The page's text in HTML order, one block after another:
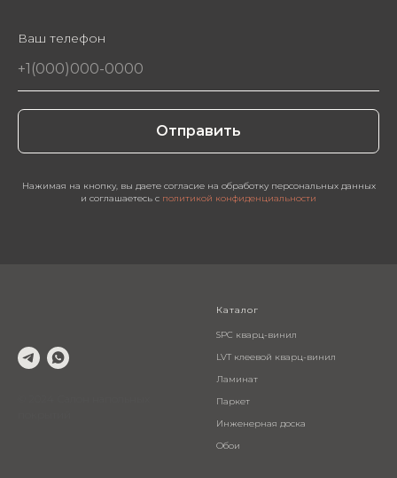
Ваш телефон
Отправить
Нажимая на кнопку, вы даете согласие на обработку персональных данных
и соглашаетесь c политикой конфиденциальности
Каталог
SPC кварц-винил
LVT клеевой кварц-винил
Ламинат
Паркет
Инженерная доска
Обои